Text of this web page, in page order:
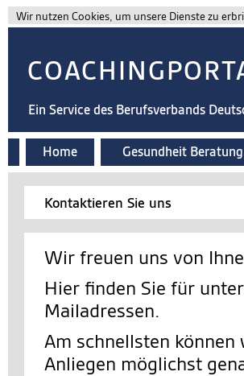
Wir nutzen Cookies, um unsere Dienste zu
Ein Service des Berufsverbands
Home Gesundheit
Kontaktieren Sie uns
Wir freuen uns von
Hier finden Sie für
Mailadressen.
Am schnellsten
Anliegen möglichst